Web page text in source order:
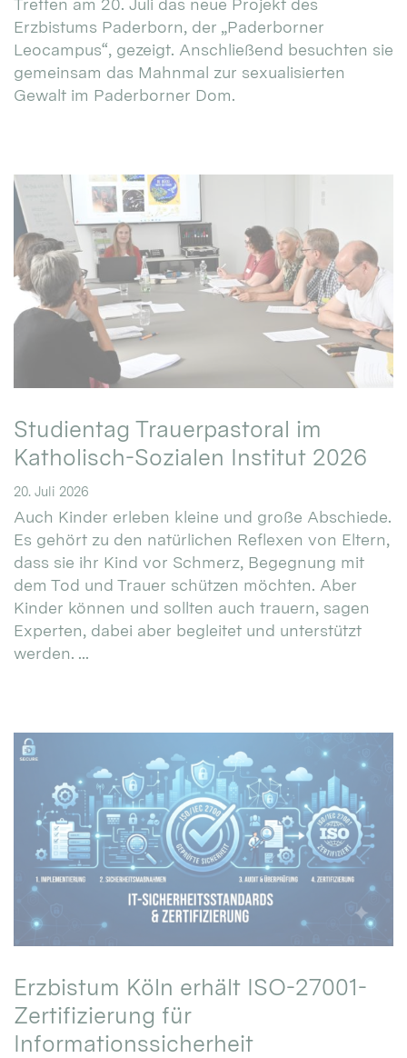
Treffen am 20. Juli das neue Projekt des
Erzbistums Paderborn, der „Paderborner
Leocampus“, gezeigt. Anschließend besuchten sie
gemeinsam das Mahnmal zur sexualisierten
Gewalt im Paderborner Dom.
Studientag Trauerpastoral im
Katholisch-Sozialen Institut 2026
20. Juli 2026
Auch Kinder erleben kleine und große Abschiede.
Es gehört zu den natürlichen Reflexen von Eltern,
dass sie ihr Kind vor Schmerz, Begegnung mit
dem Tod und Trauer schützen möchten. Aber
Kinder können und sollten auch trauern, sagen
Experten, dabei aber begleitet und unterstützt
werden. ...
Erzbistum Köln erhält ISO-27001-
Zertifizierung für
Informationssicherheit